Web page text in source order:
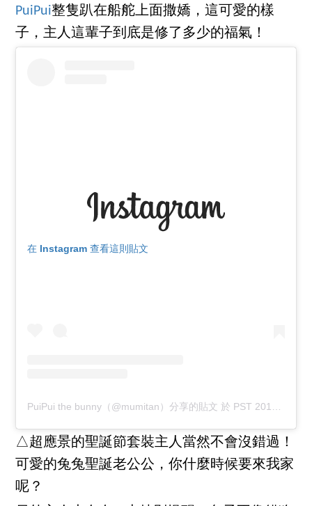
PuiPui整隻趴在船舵上面撒嬌，這可愛的樣
子，主人這輩子到底是修了多少的福氣！
在 Instagram 查看這則貼文
PuiPui the bunny（@mumitan）分享的貼文 於 PST 2017 年 12月 月 21 日 上午 6:39
△超應景的聖誕節套裝主人當然不會沒錯過！
可愛的兔兔聖誕老公公，你什麼時候要來我家
呢？